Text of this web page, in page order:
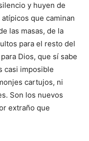
y huyen de
que caminan
las masas, de la
para el resto del
Dios, que sí sabe
casi imposible
cartujos, ni
Son los nuevos
extraño que